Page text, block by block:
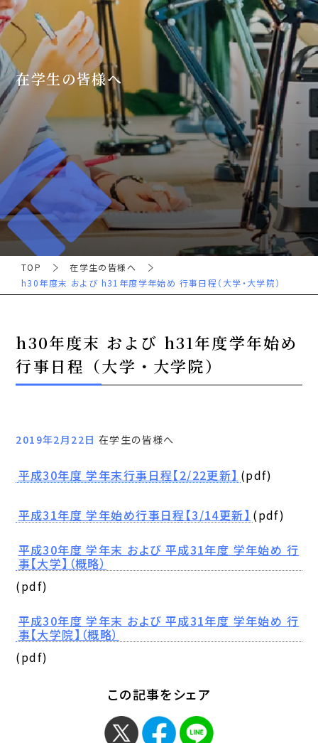
在学生の皆様へ
TOP
在学生の皆様へ
h30年度末 および h31年度学年始め 行事日程（大学・大学院）
h30年度末 および h31年度学年始め
行事日程（大学・大学院）
2019年2月22日 在学生の皆様へ
平成30年度 学年末行事日程【2/22更新】 (pdf)
平成31年度 学年始め行事日程【3/14更新】 (pdf)
平成30年度 学年末 および 平成31年度 学年始め 行
事【大学】（概略）
(pdf)
平成30年度 学年末 および 平成31年度 学年始め 行
事【大学院】（概略）
(pdf)
この記事をシェア